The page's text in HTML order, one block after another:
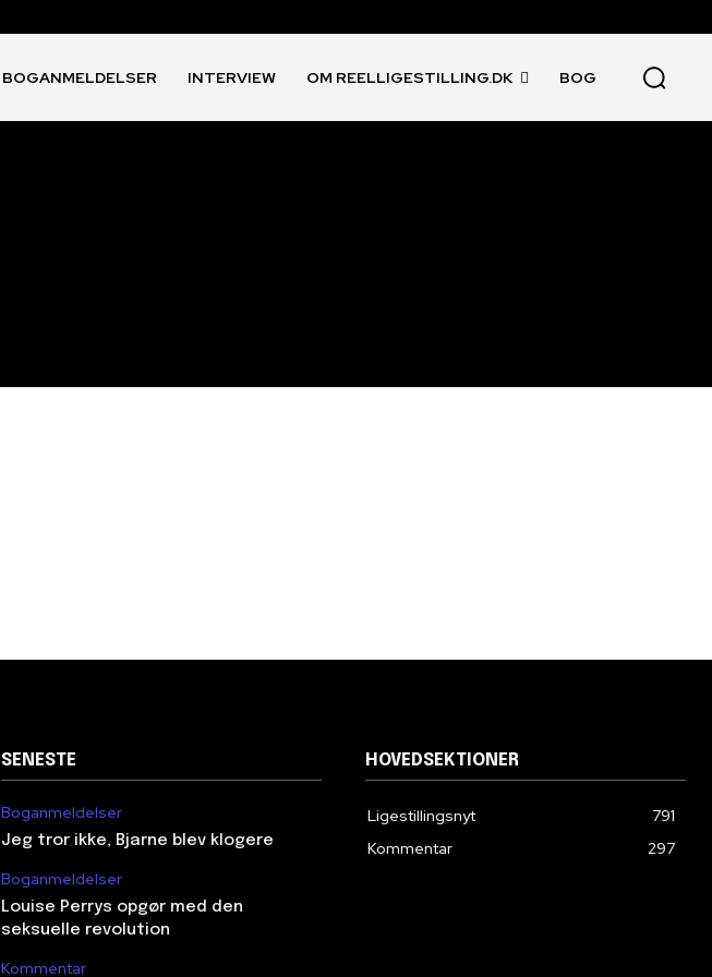
BOGANMELDELSER INTERVIEW OM REELLIGESTILLING.DK BOG
SENESTE
Boganmeldelser
Jeg tror ikke, Bjarne blev klogere
Boganmeldelser
Louise Perrys opgør med den
seksuelle revolution
Kommentar
HOVEDSEKTIONER
Ligestillingsnyt
791
Kommentar
297